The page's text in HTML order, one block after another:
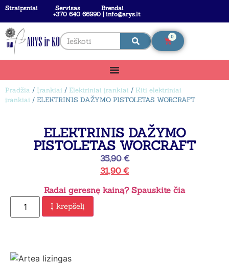
Straipsniai Servisas
Brendai
+370 640 66990 | info@arys.lt
0
Pradžia / Įrankiai / Elektriniai įrankiai / Kiti elektriniai
įrankiai / ELEKTRINIS DAŽYMO PISTOLETAS WORCRAFT
ELEKTRINIS DAŽYMO
PISTOLETAS WORCRAFT
35,90€
31,90 €
Radai geresnę kainą? Spauskite čia
Į krepšelį